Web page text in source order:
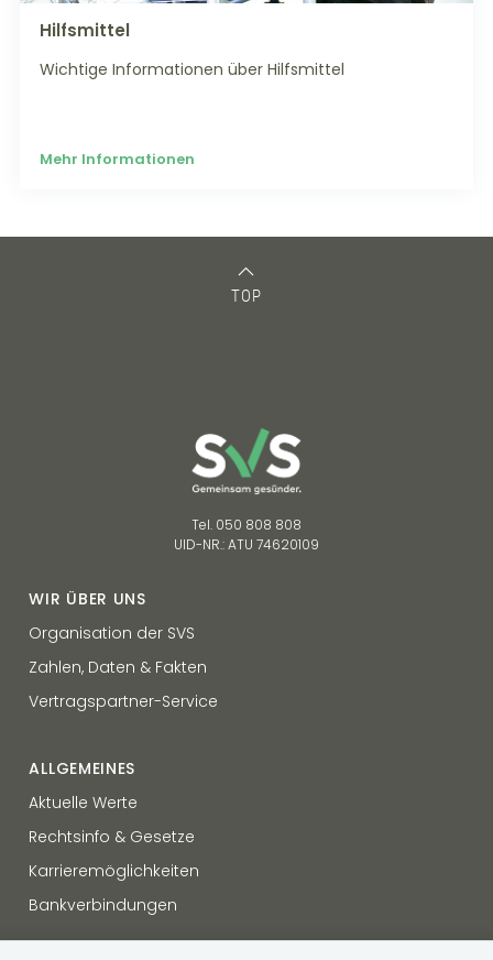
Hilfsmittel
Wichtige Informationen über Hilfsmittel
Mehr Informationen
TOP
Tel. 050 808 808
UID-NR.: ATU 74620109
WIR ÜBER UNS
Organisation der SVS
Zahlen, Daten & Fakten
Vertragspartner-Service
ALLGEMEINES
Aktuelle Werte
Rechtsinfo & Gesetze
Karrieremöglichkeiten
Bankverbindungen